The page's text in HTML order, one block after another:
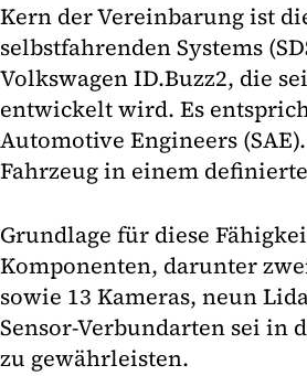
Kern der Vereinbarung ist
selbstfahrenden Systems
Volkswagen ID.Buzz2, die
entwickelt wird. Es
Automotive Engineers
Fahrzeug in einem
Grundlage für diese
Komponenten, darunter
sowie 13 Kameras, neun
Sensor-Verbundarten sei in
zu gewährleisten.